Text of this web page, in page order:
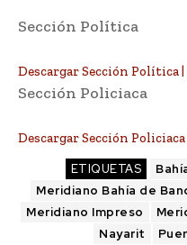
Sección Política
Descargar Sección
Sección Policiaca
Descargar Sección
ETIQUETAS
Meridiano Bahía de
Meridiano Impreso
Nayarit